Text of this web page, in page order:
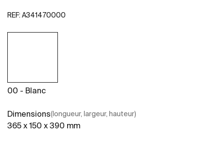
REF: A341470000
00 - Blanc
Dimensions(longueur, largeur, hauteur)
365 x 150 x 390 mm